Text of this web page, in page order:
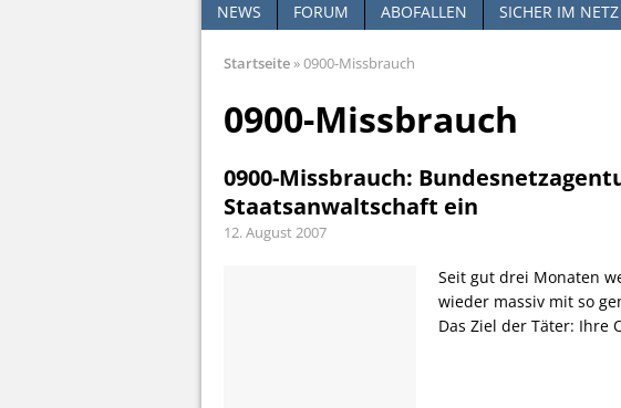
NEWS FORUM ABOFALLEN SICHER IM NETZ
Startseite»0900-Missbrauch
0900-Missbrauch
0900-Missbrauch:
Staatsanwaltschaft ein
12. August 2007
Seit gut drei Monaten
wieder massiv mit so
Das Ziel der Täter: Ihre